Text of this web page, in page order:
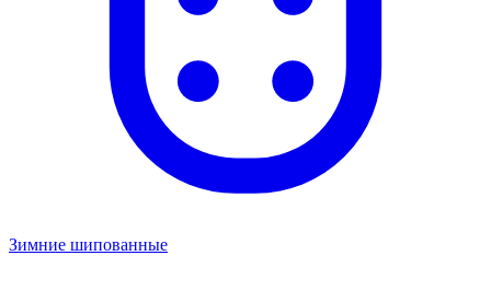
Зимние шипованные